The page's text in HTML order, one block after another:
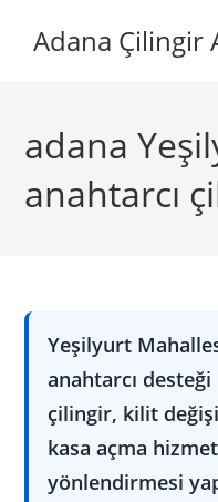
Adana Çilingir
adana
anahtarcı
Yeşilyurt
anahtarcı
çilingir, kilit
kasa açma
yönlendirmesi